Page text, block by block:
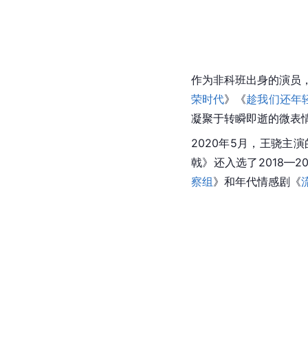
作为非科班出身的演员
荣时代》《趁我们还年
凝聚于转瞬即逝的微表
2020年5月，王骁主演
戟》还入选了
察组》和年代情感剧《